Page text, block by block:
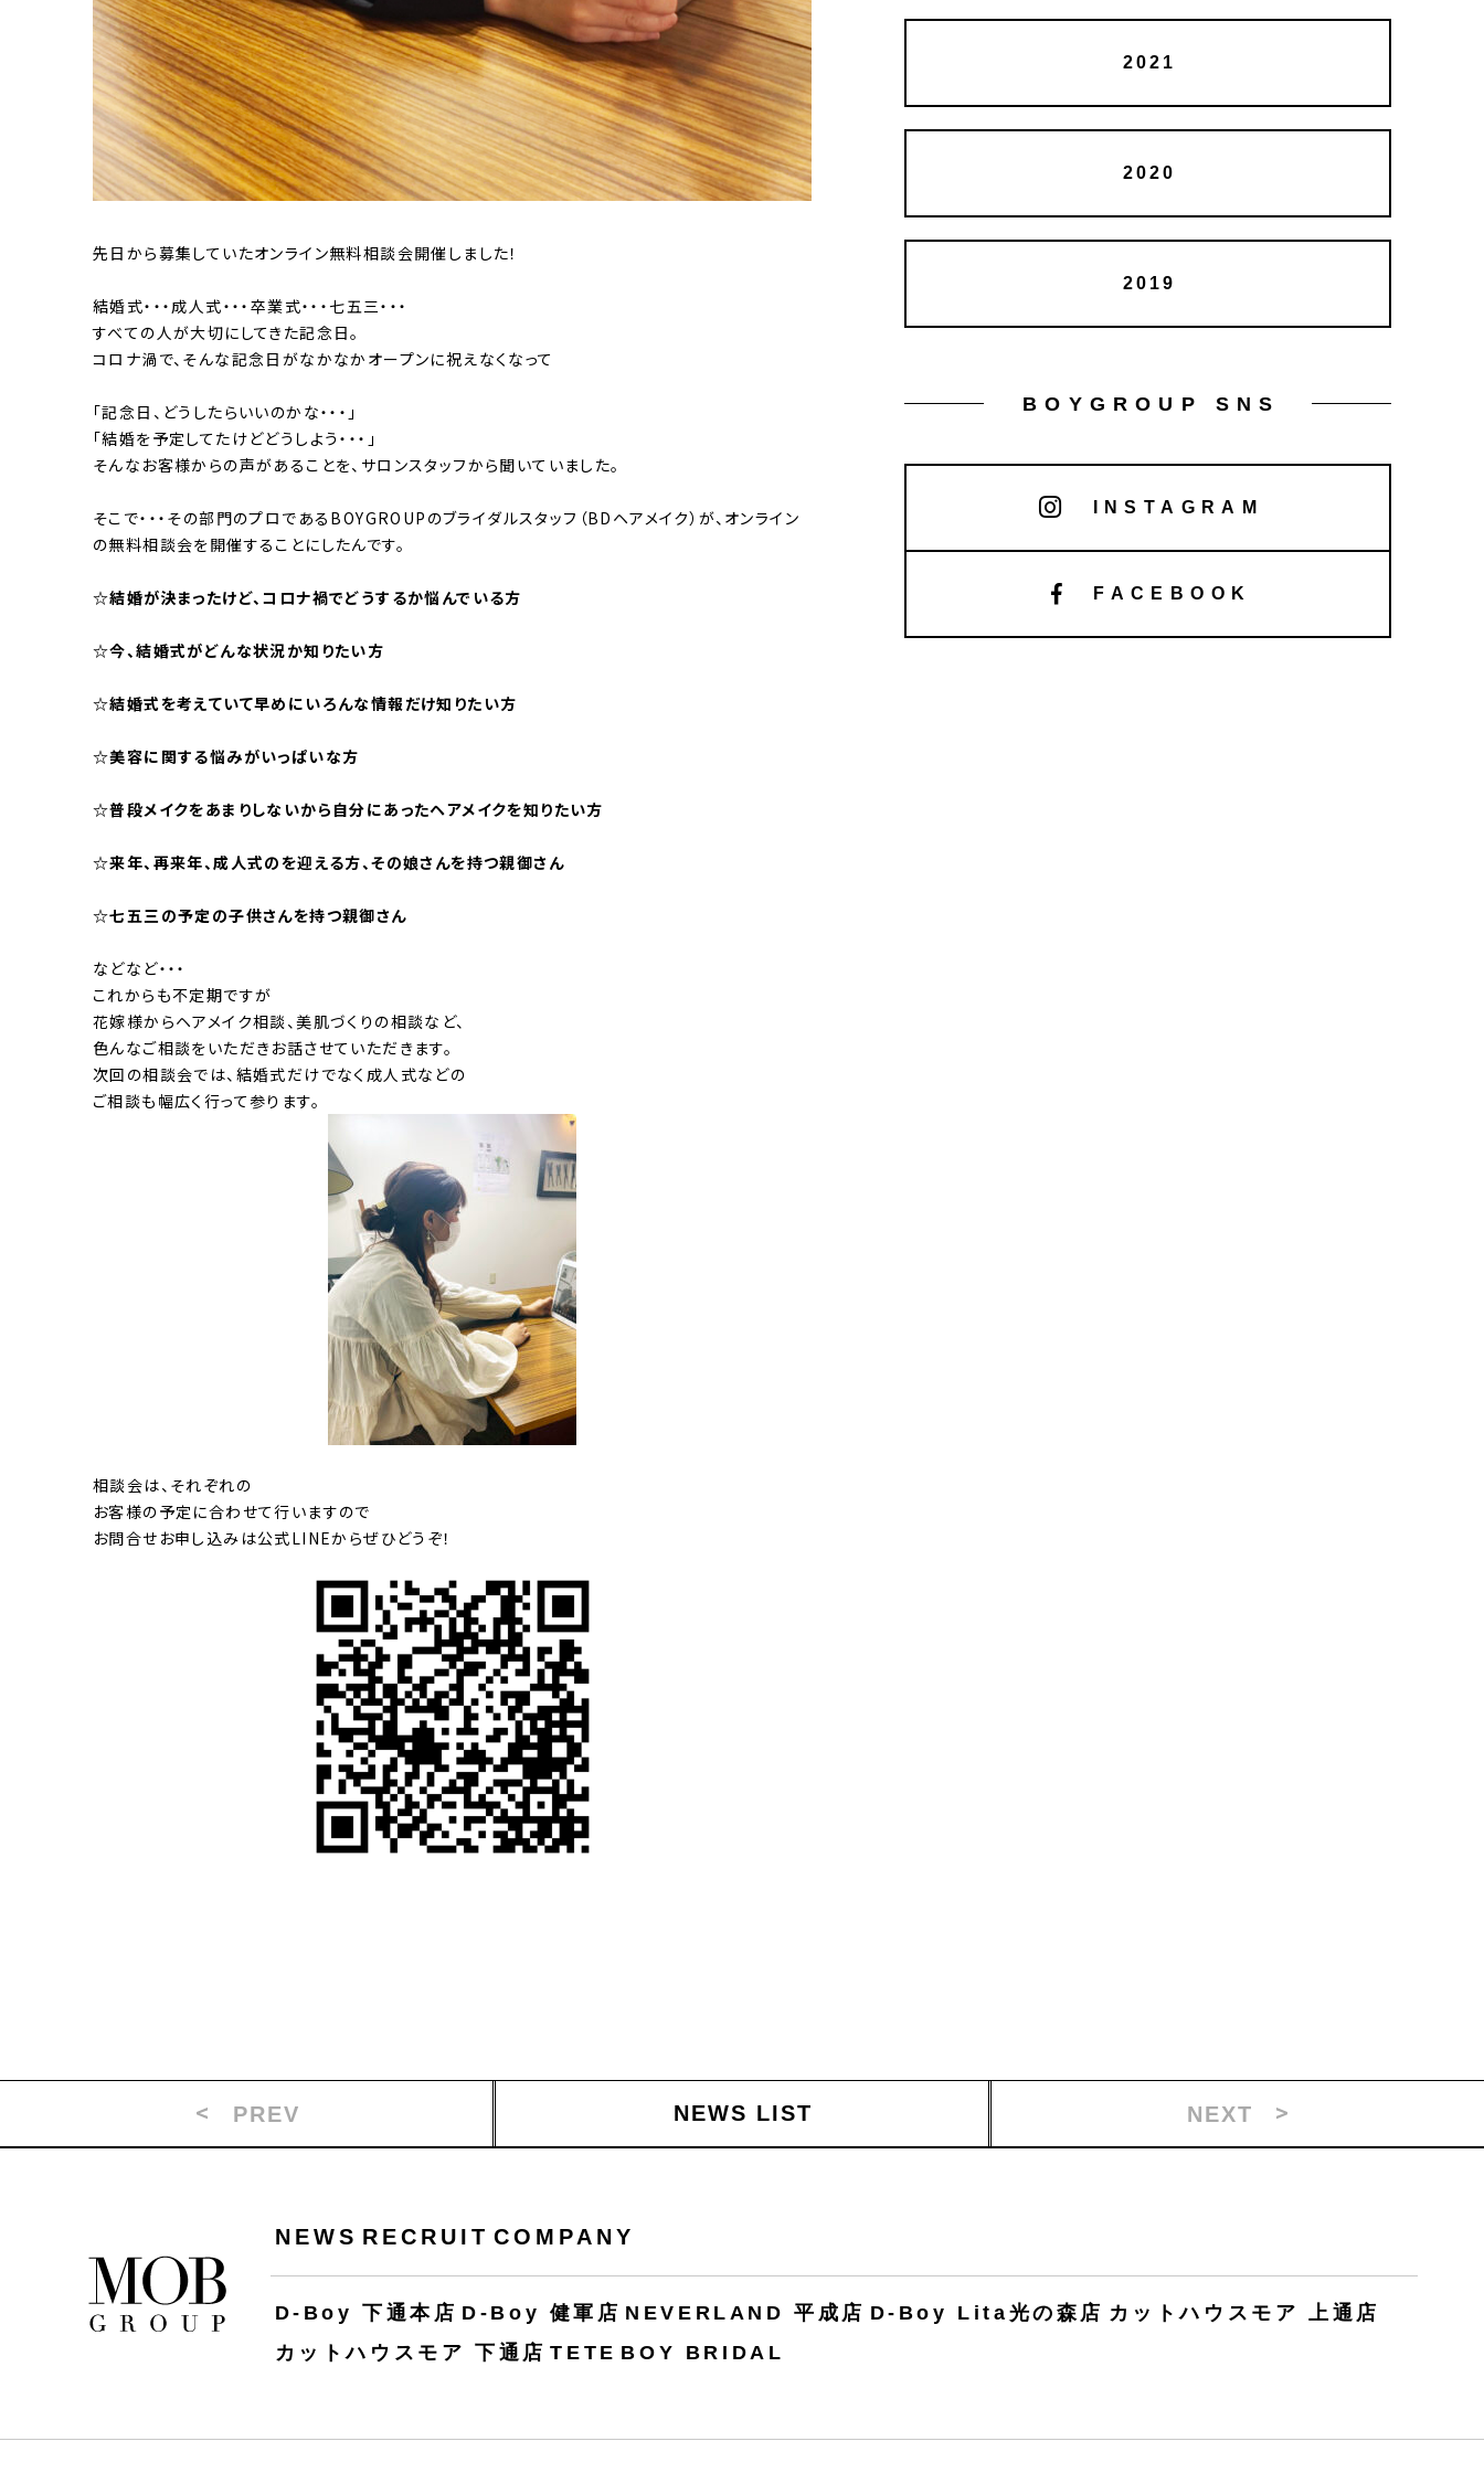
先日から募集していたオンライン無料相談会開催しました！
結婚式・・・成人式・・・卒業式・・・七五三・・・
すべての人が大切にしてきた記念日。
コロナ渦で、そんな記念日がなかなかオープンに祝えなくなって
「記念日、どうしたらいいのかな・・・」
「結婚を予定してたけどどうしよう・・・」
そんなお客様からの声があることを、サロンスタッフから聞いていました。
そこで・・・その部門のプロであるBOYGROUPのブライダルスタッフ（BDヘアメイク）が、オンライン
の無料相談会を開催することにしたんです。
☆結婚が決まったけど、コロナ禍でどうするか悩んでいる方
☆今、結婚式がどんな状況か知りたい方
☆結婚式を考えていて早めにいろんな情報だけ知りたい方
☆美容に関する悩みがいっぱいな方
☆普段メイクをあまりしないから自分にあったヘアメイクを知りたい方
☆来年、再来年、成人式のを迎える方、その娘さんを持つ親御さん
☆七五三の予定の子供さんを持つ親御さん
などなど・・・
これからも不定期ですが
花嫁様からヘアメイク相談、美肌づくりの相談など、
色んなご相談をいただきお話させていただきます。
次回の相談会では、結婚式だけでなく成人式などの
ご相談も幅広く行って参ります。
相談会は、それぞれの
お客様の予定に合わせて行いますので
お問合せお申し込みは公式LINEからぜひどうぞ！
2021
2020
2019
BOYGROUP SNS
INSTAGRAM
FACEBOOK
PREV NEWS LIST NEXT
NEWS RECRUIT COMPANY
D-Boy 下通本店 D-Boy 健軍店 NEVERLAND 平成店 D-Boy Lita光の森店 カットハウスモア 上通店
カットハウスモア 下通店 TETE BOY BRIDAL